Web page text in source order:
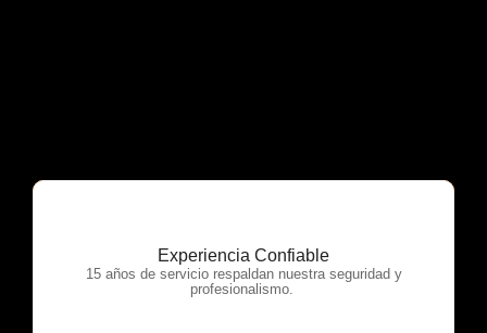
Experiencia Confiable
15 años de servicio respaldan nuestra seguridad y
profesionalismo.
OTP Servicios